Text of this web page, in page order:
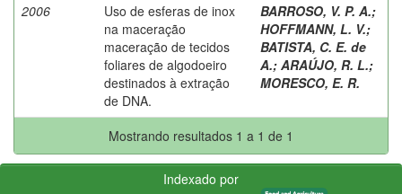
2006
Uso de esferas de inox
na maceração
maceração de tecidos
foliares de algodoeiro
destinados à extração
de DNA.
BARROSO, V. P. A.;
HOFFMANN, L. V.;
BATISTA, C. E. de
A.; ARAÚJO, R. L.;
MORESCO, E. R.
Mostrando resultados 1 a 1 de 1
Indexado por